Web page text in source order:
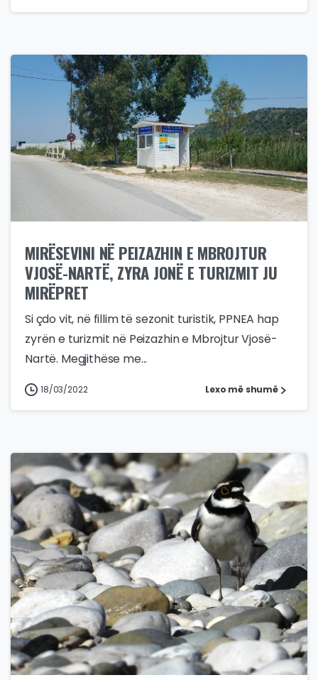
MIRËSEVINI NË PEIZAZHIN E MBROJTUR
VJOSË-NARTË, ZYRA JONË E TURIZMIT JU
MIRËPRET
Si çdo vit, në fillim të sezonit turistik, PPNEA hap
zyrën e turizmit në Peizazhin e Mbrojtur Vjosë-
Nartë. Megjithëse me...
18/03/2022 Lexo më shumë